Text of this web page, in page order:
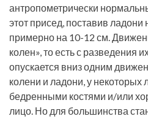
антропометрически
этот присед, поставив ладони
примерно на 10-12 см.
колен», то есть с разведения
опускается вниз одним
колени и ладони, у некоторых
бедренными костями и/или
лицо. Но для большинства